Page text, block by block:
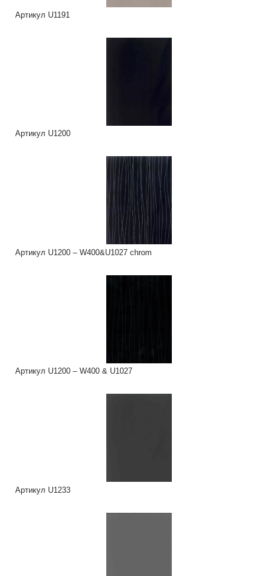
Артикул U1191
Артикул U1200
Артикул U1200 – W400&U1027 chrom
Артикул U1200 – W400 & U1027
Артикул U1233